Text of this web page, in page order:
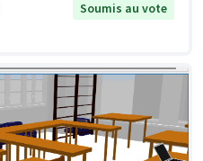
Soumis au vote